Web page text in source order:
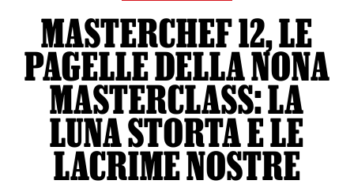
MASTERCHEF 12, LE
PAGELLE DELLA NONA
MASTERCLASS: LA
LUNA STORTA E LE
LACRIME NOSTRE